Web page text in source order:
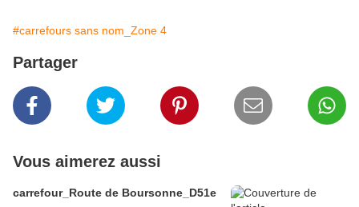
#carrefours sans nom_Zone 4
Partager
Vous aimerez aussi
carrefour_Route de Boursonne_D51e